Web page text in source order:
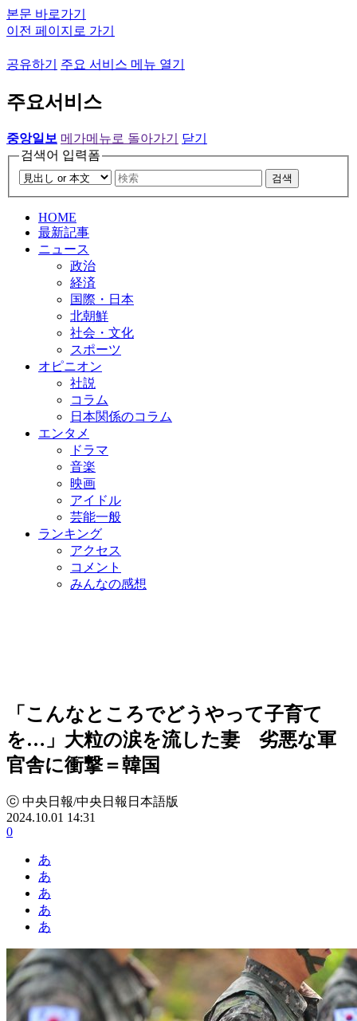
본문 바로가기
이전 페이지로 가기
공유하기 주요 서비스 메뉴 열기
주요서비스
중앙일보 메가메뉴로 돌아가기
닫기
검색어 입력폼
검색
HOME
最新記事
ニュース
政治
経済
国際・日本
北朝鮮
社会・文化
スポーツ
オピニオン
社説
コラム
日本関係のコラム
エンタメ
ドラマ
音楽
映画
アイドル
芸能一般
ランキング
アクセス
コメント
みんなの感想
「こんなところでどうやって子育て
を…」大粒の涙を流した妻 劣悪な軍
官舎に衝撃＝韓国
ⓒ 中央日報/中央日報日本語版
2024.10.01 14:31
0
あ
あ
あ
あ
あ